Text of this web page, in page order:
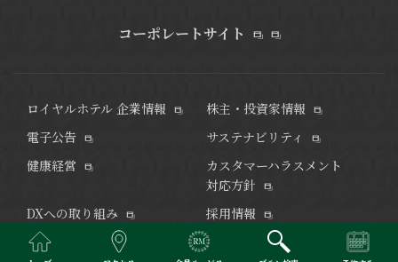
コーポレートサイト
ロイヤルホテル 企業情報
株主・投資家情報
電子公告
サステナビリティ
健康経営
カスタマーハラスメント
対応方針
DXへの取り組み
採用情報
メディア・ライブラリ